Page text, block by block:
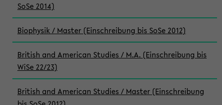
SoSe 2014)
Biophysik / Master (Einschreibung bis SoSe 2012)
British and American Studies / M.A. (Einschreibung bis
WiSe 22/23)
British and American Studies / Master (Einschreibung